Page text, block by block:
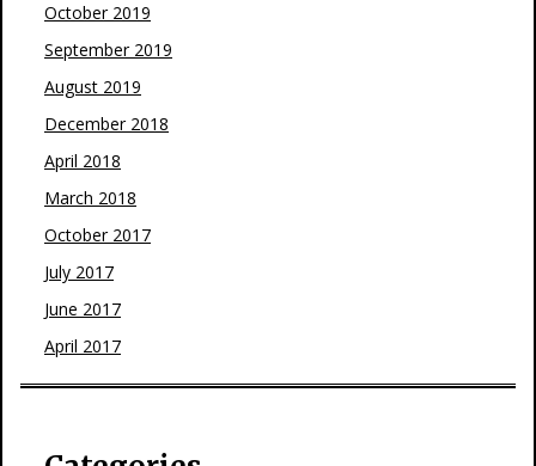
October 2019
September 2019
August 2019
December 2018
April 2018
March 2018
October 2017
July 2017
June 2017
April 2017